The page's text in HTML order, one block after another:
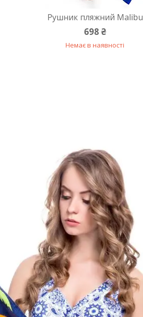
Рушник пляжний Malibu
698 ₴
Немає в наявності